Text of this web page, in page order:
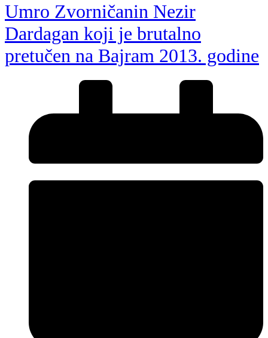
Umro Zvorničanin Nezir
Dardagan koji je brutalno
pretučen na Bajram 2013. godine